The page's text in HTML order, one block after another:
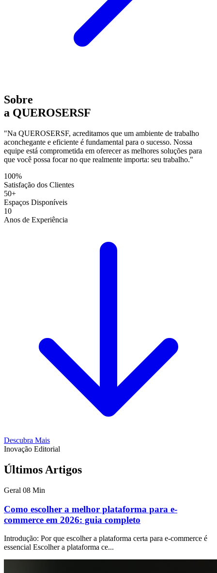
Sobre
a QUEROSERSF
"Na QUEROSERSF, acreditamos que um ambiente de trabalho
aconchegante e eficiente é fundamental para o sucesso. Nossa
equipe está comprometida em oferecer as melhores soluções para
que você possa focar no que realmente importa: seu trabalho."
100%
Satisfação dos Clientes
50+
Espaços Disponíveis
10
Anos de Experiência
Descubra Mais
Inovação Editorial
Últimos Artigos
Geral 08 Min
Como escolher a melhor plataforma para e-
commerce em 2026: guia completo
Introdução: Por que escolher a plataforma certa para e-commerce é
essencial Escolher a plataforma ce...